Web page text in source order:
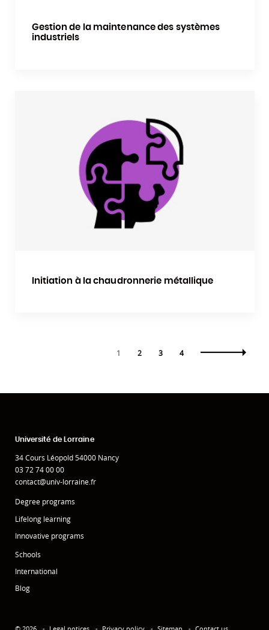
Gestion de la maintenance des systèmes
industriels
Initiation à la chaudronnerie métallique
1 2 3 4
Université de Lorraine
34 Cours Léopold 54000 Nancy
03 72 74 00 00
contact@univ-lorraine.fr
Degree programs
Lifelong learning
Innovative programs
Schools
International
Blog